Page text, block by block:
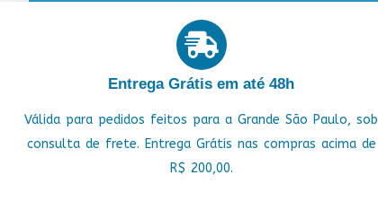
Entrega Grátis em até 48h
Válida para pedidos feitos para a Grande São Paulo, sob
consulta de frete. Entrega Grátis nas compras acima de
R$ 200,00.